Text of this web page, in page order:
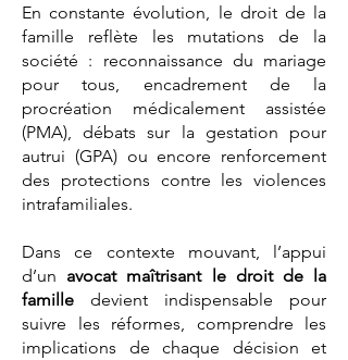
En constante évolution, le droit de la
famille reflète les mutations de la
société : reconnaissance du mariage
pour tous, encadrement de la
procréation médicalement assistée
(PMA), débats sur la gestation pour
autrui (GPA) ou encore renforcement
des protections contre les violences
intrafamiliales.
Dans ce contexte mouvant, l’appui
d’un avocat maîtrisant le droit de la
famille devient indispensable pour
suivre les réformes, comprendre les
implications de chaque décision et